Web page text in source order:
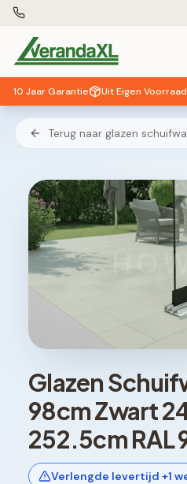
10 Jaar Garantie Uit Eigen Voorraad
Terug naar glazen
Glazen
98cm Zwart
252.5cm RAL
Verlengde levertijd +1